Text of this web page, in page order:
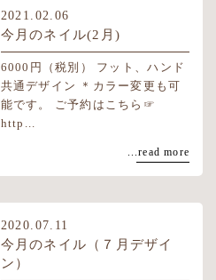
2021.02.06
今月のネイル(2月)
6000円（税別） フット、ハンド
共通デザイン ＊カラー変更も可
能です。 ご予約はこちら☞
http...
...read more
2020.07.11
今月のネイル（７月デザイ
ン）